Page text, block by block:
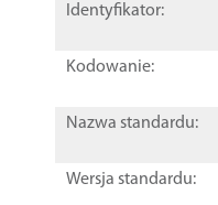
Identyfikator:
Kodowanie:
Nazwa standardu:
Wersja standardu: